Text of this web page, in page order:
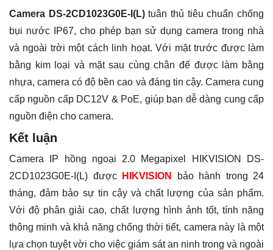
Camera DS-2CD1023G0E-I(L)tuân thủ tiêu chuẩn chống
bụi nước IP67, cho phép bạn sử dụng camera trong nhà
và ngoài trời một cách linh hoạt. Với mặt trước được làm
bằng kim loại và mặt sau cùng chân đế được làm bằng
nhựa, camera có độ bền cao và đáng tin cậy. Camera cung
cấp nguồn cấp DC12V & PoE, giúp bạn dễ dàng cung cấp
nguồn điện cho camera.
Kết luận
Camera IP hồng ngoại 2.0 Megapixel HIKVISION DS-
2CD1023G0E-I(L) được
HIKVISION
bảo hành trong 24
tháng, đảm bảo sự tin cậy và chất lượng của sản phẩm.
Với độ phân giải cao, chất lượng hình ảnh tốt, tính năng
thông minh và khả năng chống thời tiết, camera này là một
lựa chọn tuyệt vời cho việc giám sát an ninh trong và ngoài